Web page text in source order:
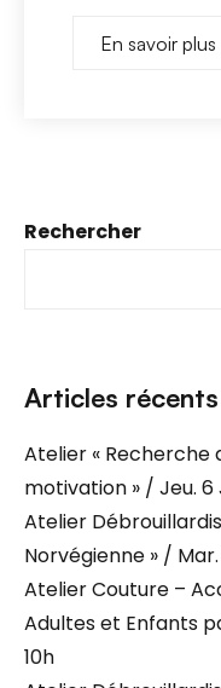
Rechercher
Articles récents
Atelier « Recherche
motivation » / Jeu. 6
Atelier
Norvégienne » /
Atelier Couture –
Adultes et Enfants
10h
En savoir plus